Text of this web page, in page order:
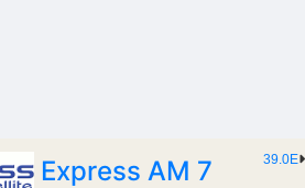
39.0E
Express AM 7